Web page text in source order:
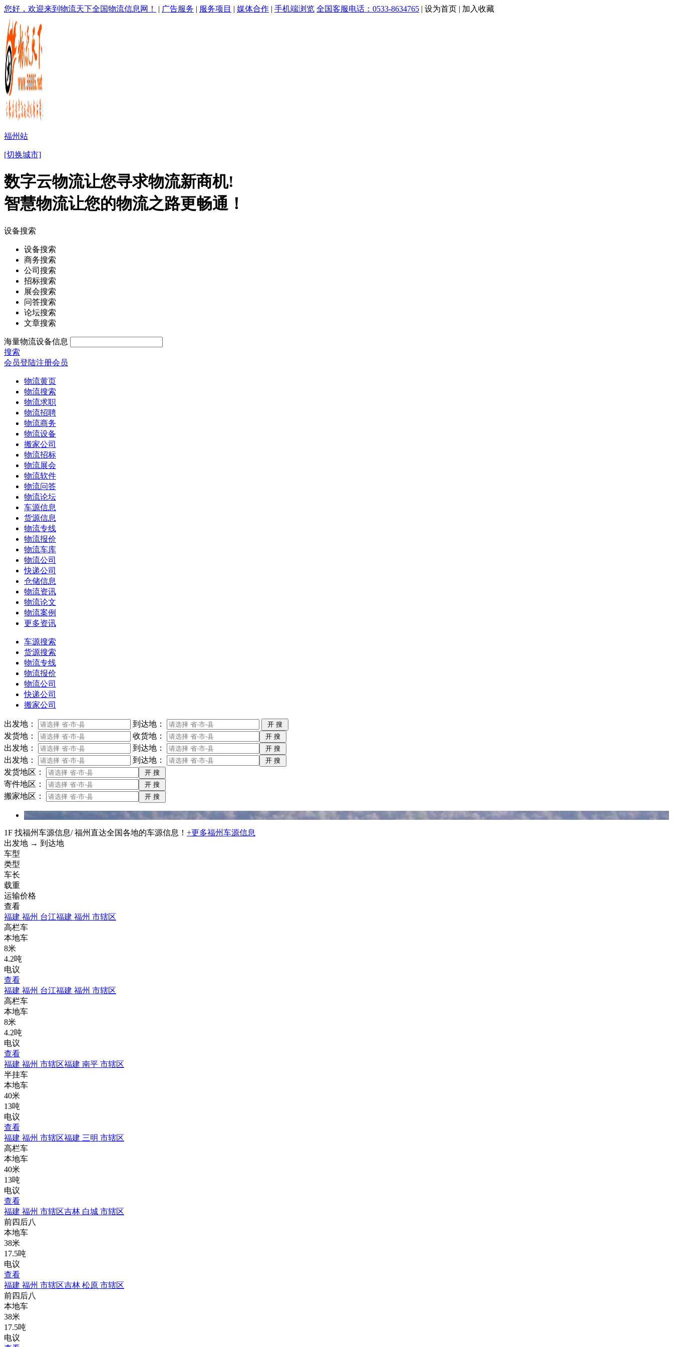
您好，欢迎来到物流天下全国物流信息网！ | 广告服务 | 服务项目 | 媒体合作 | 手机端浏览 全国客服电话：0533-8634765 | 设为首页 | 加入收藏
福州站
[切换城市]
数字云物流让您寻求物流新商机!
智慧物流让您的物流之路更畅通！
设备搜索
设备搜索
商务搜索
公司搜索
招标搜索
展会搜索
问答搜索
论坛搜索
文章搜索
海量物流设备信息
搜索
会员登陆注册会员
物流黄页
物流搜索
物流求职
物流招聘
物流商务
物流设备
搬家公司
物流招标
物流展会
物流软件
物流问答
物流论坛
车源信息
货源信息
物流专线
物流报价
物流车库
物流公司
快递公司
仓储信息
物流资讯
物流论文
物流案例
更多资讯
车源搜索
货源搜索
物流专线
物流报价
物流公司
快递公司
搬家公司
出发地：
到达地：
发货地：
收货地：
出发地：
到达地：
出发地：
到达地：
发货地区：
寄件地区：
搬家地区：
1F 找福州车源信息/ 福州直达全国各地的车源信息！ +更多福州车源信息
出发地 → 到达地
车型
类型
车长
载重
运输价格
查看
福建 福州 台江福建 福州 市辖区
高栏车
本地车
8米
4.2吨
电议
查看
福建 福州 台江福建 福州 市辖区
高栏车
本地车
8米
4.2吨
电议
查看
福建 福州 市辖区福建 南平 市辖区
半挂车
本地车
40米
13吨
电议
查看
福建 福州 市辖区福建 三明 市辖区
高栏车
本地车
40米
13吨
电议
查看
福建 福州 市辖区吉林 白城 市辖区
前四后八
本地车
38米
17.5吨
电议
查看
福建 福州 市辖区吉林 松原 市辖区
前四后八
本地车
38米
17.5吨
电议